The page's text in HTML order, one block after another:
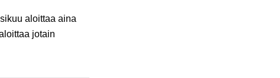
aloittaa aina
jotain